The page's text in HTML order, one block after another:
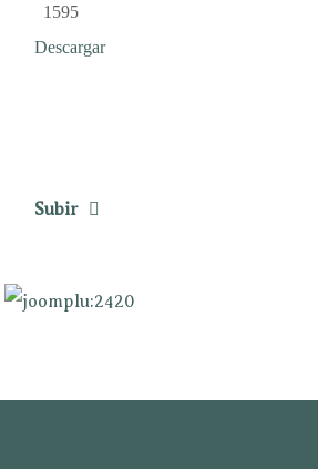
Descargar
Subir